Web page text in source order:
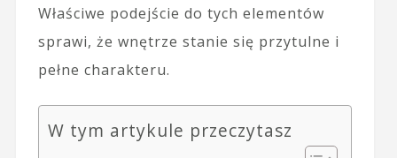
Właściwe podejście do tych elementów
sprawi, że wnętrze stanie się przytulne i
pełne charakteru.
W tym artykule przeczytasz